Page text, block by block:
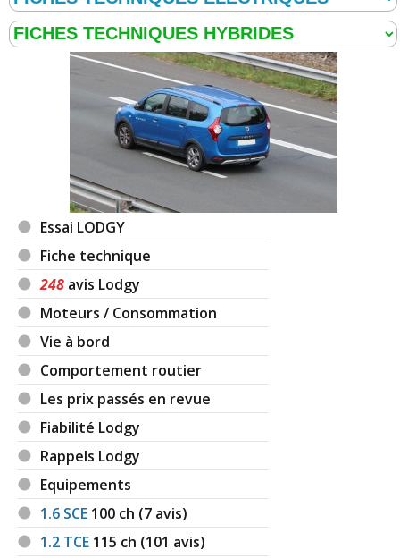
Essai LODGY
Fiche technique
248 avis Lodgy
Moteurs / Consommation
Vie à bord
Comportement routier
Les prix passés en revue
Fiabilité Lodgy
Rappels Lodgy
Equipements
1.6 SCE 100 ch (7 avis)
1.2 TCE 115 ch (101 avis)